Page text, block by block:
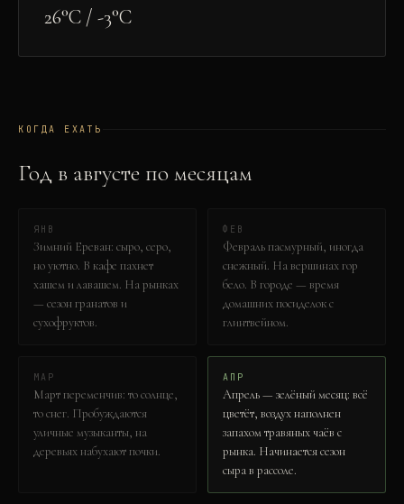
26°C / -3°C
КОГДА ЕХАТЬ
Год в августе по месяцам
ЯНВ
Зимний Ереван: сыро, серо,
но уютно. В кафе пахнет
хашем и лавашем. На рынках
— сезон гранатов и
сухофруктов.
ФЕВ
Февраль пасмурный, иногда
снежный. На вершинах гор
бело. В городе — время
домашних посиделок с
глинтвейном.
МАР
Март переменчив: то солнце,
то снег. Пробуждаются
уличные музыканты, на
деревьях набухают почки.
АПР
Апрель — зелёный месяц: всё
цветёт, воздух наполнен
запахом травяных чаёв с
рынка. Начинается сезон
сыра в рассоле.